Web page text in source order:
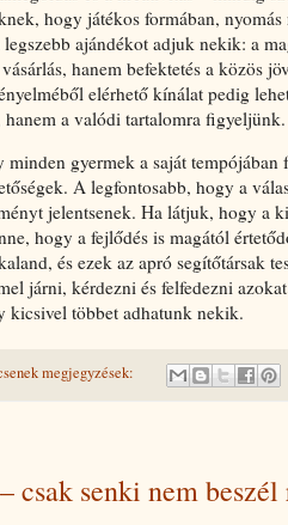
hogy játékos formában,
ajándékot adjuk nekik: a
hanem befektetés a közös
elérhető kínálat pedig
a valódi tartalomra figyeljünk.
gyermek a saját
A legfontosabb, hogy a
jelentsenek. Ha látjuk, hogy a
hogy a fejlődés is magától
és ezek az apró segítőtársak
járni, kérdezni és felfedezni
kicsivel többet adhatunk nekik.
megjegyzések:
csak senki nem